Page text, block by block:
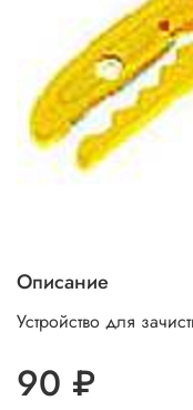
Описание
Устройство для
90 ₽